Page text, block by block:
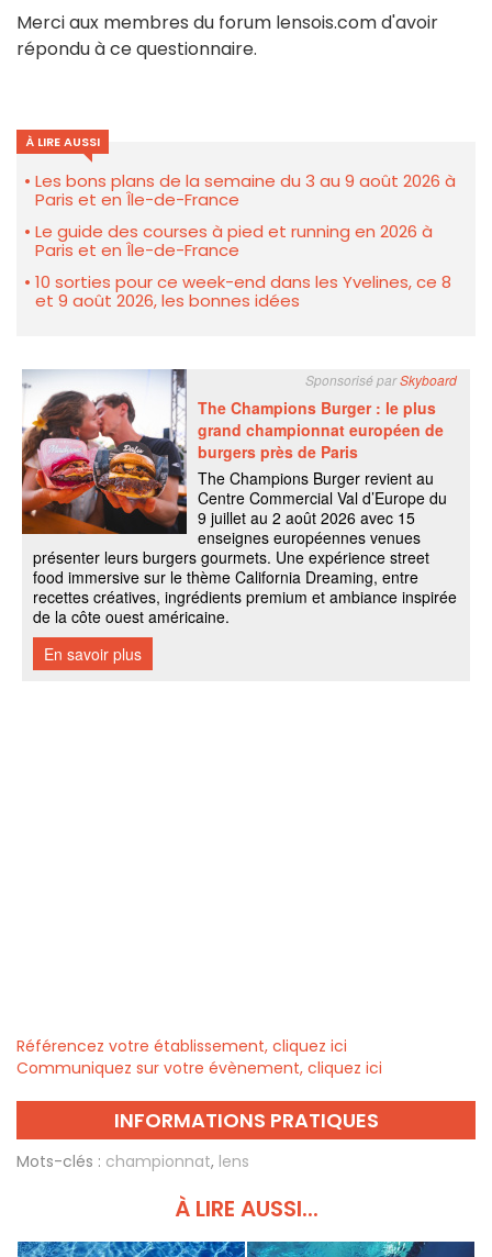
Merci aux membres du forum lensois.com d'avoir
répondu à ce questionnaire.
À LIRE AUSSI
Les bons plans de la semaine du 3 au 9 août 2026 à
Paris et en Île-de-France
Le guide des courses à pied et running en 2026 à
Paris et en Île-de-France
10 sorties pour ce week-end dans les Yvelines, ce 8
et 9 août 2026, les bonnes idées
Référencez votre établissement, cliquez ici
Communiquez sur votre évènement, cliquez ici
INFORMATIONS PRATIQUES
Mots-clés : championnat, lens
À LIRE AUSSI...